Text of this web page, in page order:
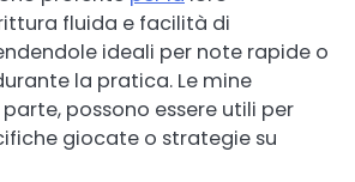
fluida e facilità di
ideali per note rapide o
la pratica. Le mine
possono essere utili per
giocate o strategie su